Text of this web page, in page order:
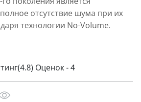
отсутствие шума при их
технологии No-Volume.
Оценок - 4